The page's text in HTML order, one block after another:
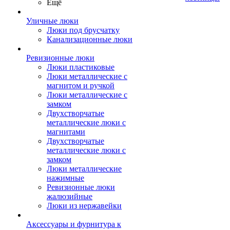
Ещё
Уличные люки
Люки под брусчатку
Канализационные люки
Ревизионные люки
Люки пластиковые
Люки металлические с
магнитом и ручкой
Люки металлические с
замком
Двухстворчатые
металлические люки с
магнитами
Двухстворчатые
металлические люки с
замком
Люки металлические
нажимные
Ревизионные люки
жалюзийные
Люки из нержавейки
Аксессуары и фурнитура к